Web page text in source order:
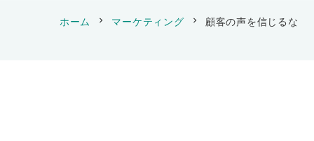
ホーム chevron_right マーケティング chevron_right 顧客の声を信じるな